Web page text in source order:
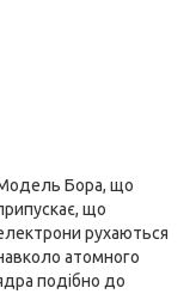
Бора, що
що
рухаються
атомного
подібно до